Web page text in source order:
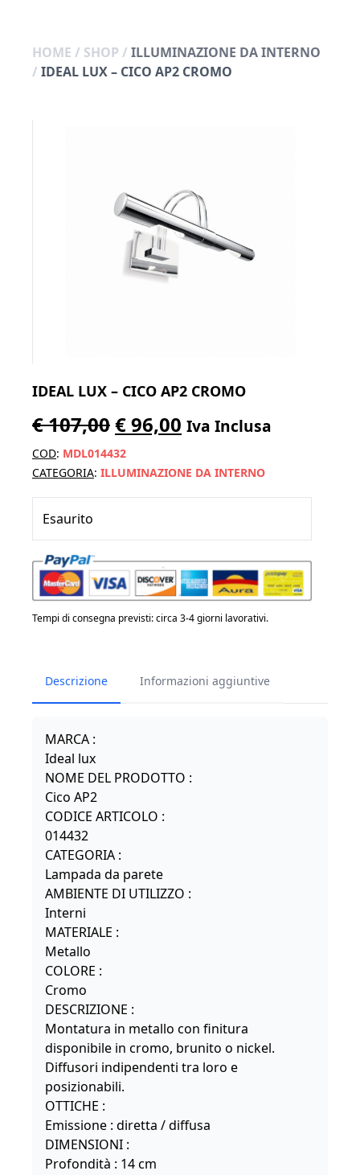
HOME / SHOP / ILLUMINAZIONE DA INTERNO
/ IDEAL LUX – CICO AP2 CROMO
IDEAL LUX – CICO AP2 CROMO
€107,00Il
prezzo
originale
era:
€96,00 Il
attuale
è:
Iva Inclusa
COD: MDL014432
CATEGORIA: ILLUMINAZIONE DA INTERNO
Esaurito
Tempi di consegna previsti: circa 3-4 giorni lavorativi.
Descrizione Informazioni aggiuntive
MARCA :
Ideal lux
NOME DEL PRODOTTO :
Cico AP2
CODICE ARTICOLO :
014432
CATEGORIA :
Lampada da parete
AMBIENTE DI UTILIZZO :
Interni
MATERIALE :
Metallo
COLORE :
Cromo
DESCRIZIONE :
Montatura in metallo con finitura
disponibile in cromo, brunito o nickel.
Diffusori indipendenti tra loro e
posizionabili.
OTTICHE :
Emissione : diretta / diffusa
DIMENSIONI :
Profondità : 14 cm